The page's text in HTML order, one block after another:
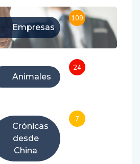
Empresas
109
Animales
24
Crónicas
desde
China
7